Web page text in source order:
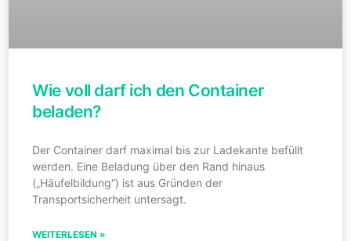
Wie voll darf ich den Container
beladen?
Der Container darf maximal bis zur Ladekante befüllt
werden. Eine Beladung über den Rand hinaus
(„Häufelbildung“) ist aus Gründen der
Transportsicherheit untersagt.
WEITERLESEN »